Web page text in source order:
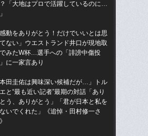
「大地はプロで活躍しているのに…
感動をありがとう！だけでいいとは思
ない」ウエストランド井口が現地取
みたW杯…選手への「誹謗中傷投
に一家言あり
本田圭佑は興味深い候補だが…」トル
と“最も近い記者”最期の対話「あり
う、ありがとう」「君が日本と私を
いでくれた」《追悼・田村修一さ